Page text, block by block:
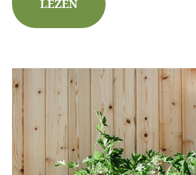
LEZEN